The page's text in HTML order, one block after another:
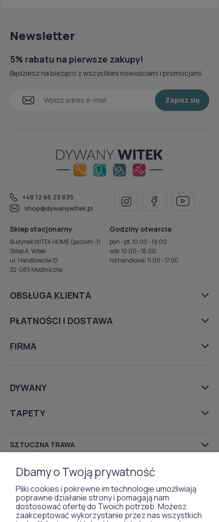
Newsletter
5% rabatu na pierwsze zakupy!
Będziesz na bieżąco z wszystkimi nowościami i promocjami.
Zapisz się
+48 12 66 23 635
shop@dywanywitek.pl
Sklep stacjonarny
Budynek WITEK HOME (poziom -1)
Sklep A. Witek
ul. Handlowców 12
32-085 Modlniczka
Godziny otwarcia
pon - pt: 10.00 - 19.00
sob: 10.00 - 18.00
nd handlowa: 11.00 - 17.00
OBSŁUGA KLIENTA
PŁATNOŚCI I DOSTAWA
FIRMA
DYWANY
TAPETY
SZTUCZNA TRAWA
Otrzymaliśmy
odznakę od naszych
Dbamy o Twoją prywatność
Pliki cookies i pokrewne im technologie umożliwiają
poprawne działanie strony i pomagają nam
dostosować ofertę do Twoich potrzeb. Możesz
zaakceptować wykorzystanie przez nas wszystkich